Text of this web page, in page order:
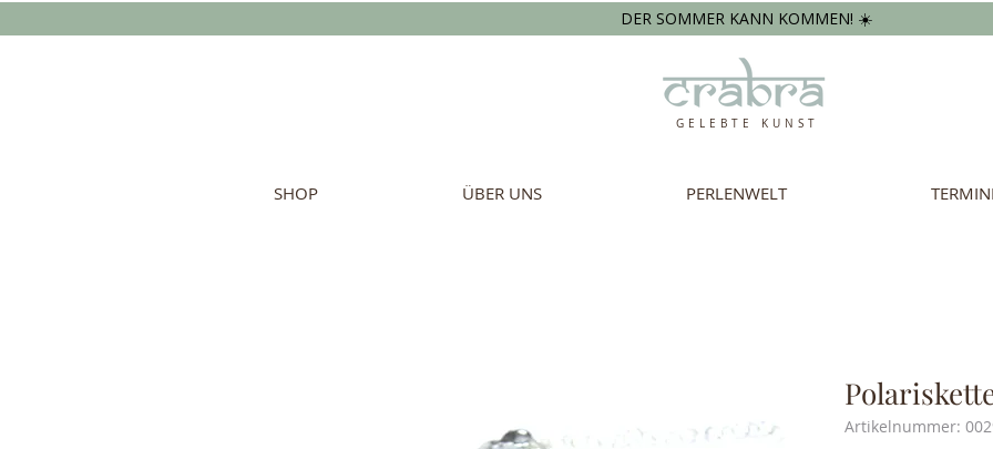
DER SOMMER KANN KOMMEN! ☀️
GELEBTE KUNST
SHOP ÜBER UNS PERLENWELT
Artikelnummer: